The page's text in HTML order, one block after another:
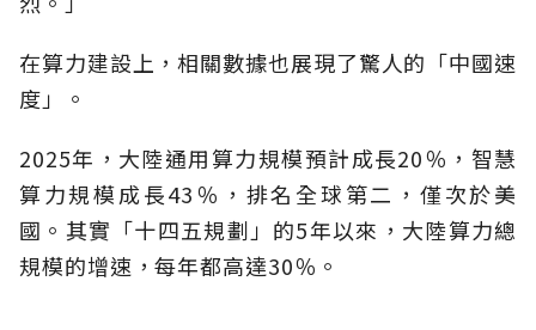
在算力建設上，相關數據也展現了驚人的「中國速
度」。
2025年，大陸通用算力規模預計成長20％，智慧
算力規模成長43％，排名全球第二，僅次於美
國。其實「十四五規劃」的5年以來，大陸算力總
規模的增速，每年都高達30％。